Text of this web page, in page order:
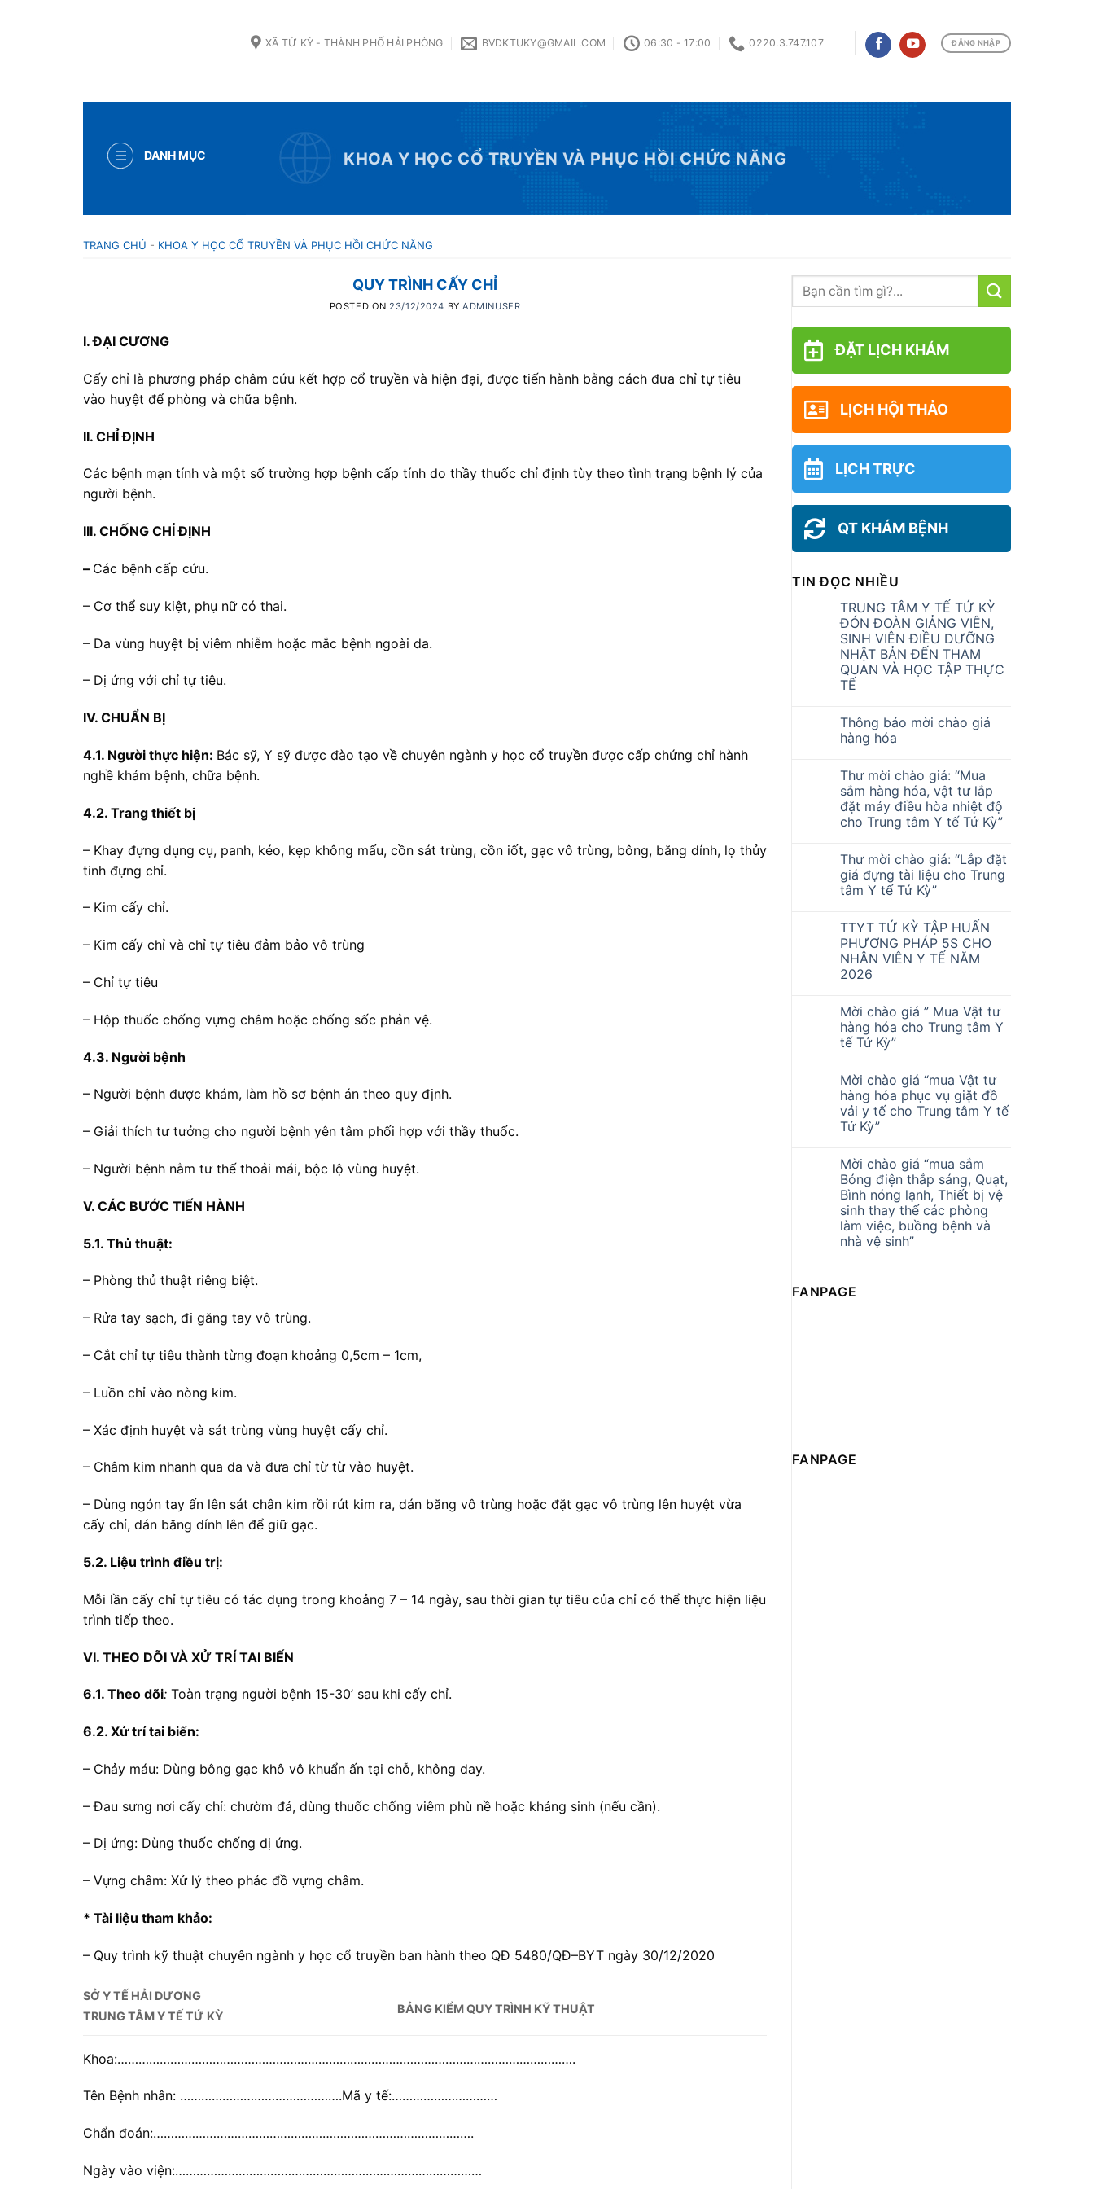
XÃ TỨ KỲ - THÀNH PHỐ HẢI PHÒNG BVDKTUKY@GMAIL.COM 06:30 - 17:00 0220.3.747.107 ĐĂNG NHẬP
DANH MỤC KHOA Y HỌC CỔ TRUYỀN VÀ PHỤC HỒI CHỨC NĂNG
TRANG CHỦ - KHOA Y HỌC CỔ TRUYỀN VÀ PHỤC HỒI CHỨC NĂNG
QUY TRÌNH CẤY CHỈ
POSTED ON23/12/2024 BYADMINUSER
I. ĐẠI CƯƠNG
Cấy chỉ là phương pháp châm cứu kết hợp cổ truyền và hiện đại, được tiến hành bằng cách đưa chỉ tự tiêu
vào huyệt để phòng và chữa bệnh.
II. CHỈ ĐỊNH
Các bệnh mạn tính và một số trường hợp bệnh cấp tính do thầy thuốc chỉ định tùy theo tình trạng bệnh lý của
người bệnh.
III. CHỐNG CHỈ ĐỊNH
– Các bệnh cấp cứu.
– Cơ thể suy kiệt, phụ nữ có thai.
– Da vùng huyệt bị viêm nhiễm hoặc mắc bệnh ngoài da.
– Dị ứng với chỉ tự tiêu.
IV. CHUẨN BỊ
4.1. Người thực hiện: Bác sỹ, Y sỹ được đào tạo về chuyên ngành y học cổ truyền được cấp chứng chỉ hành
nghề khám bệnh, chữa bệnh.
4.2. Trang thiết bị
– Khay đựng dụng cụ, panh, kéo, kẹp không mấu, cồn sát trùng, cồn iốt, gạc vô trùng, bông, băng dính, lọ thủy
tinh đựng chỉ.
– Kim cấy chỉ.
– Kim cấy chỉ và chỉ tự tiêu đảm bảo vô trùng
– Chỉ tự tiêu
– Hộp thuốc chống vựng châm hoặc chống sốc phản vệ.
4.3. Người bệnh
– Người bệnh được khám, làm hồ sơ bệnh án theo quy định.
– Giải thích tư tưởng cho người bệnh yên tâm phối hợp với thầy thuốc.
– Người bệnh nằm tư thế thoải mái, bộc lộ vùng huyệt.
V. CÁC BƯỚC TIẾN HÀNH
5.1. Thủ thuật:
– Phòng thủ thuật riêng biệt.
– Rửa tay sạch, đi găng tay vô trùng.
– Cắt chỉ tự tiêu thành từng đoạn khoảng 0,5cm – 1cm,
– Luồn chỉ vào nòng kim.
– Xác định huyệt và sát trùng vùng huyệt cấy chỉ.
– Châm kim nhanh qua da và đưa chỉ từ từ vào huyệt.
– Dùng ngón tay ấn lên sát chân kim rồi rút kim ra, dán băng vô trùng hoặc đặt gạc vô trùng lên huyệt vừa
cấy chỉ, dán băng dính lên để giữ gạc.
5.2. Liệu trình điều trị:
Mỗi lần cấy chỉ tự tiêu có tác dụng trong khoảng 7 – 14 ngày, sau thời gian tự tiêu của chỉ có thể thực hiện liệu
trình tiếp theo.
VI. THEO DÕI VÀ XỬ TRÍ TAI BIẾN
6.1. Theo dõi: Toàn trạng người bệnh 15-30’ sau khi cấy chỉ.
6.2. Xử trí tai biến:
– Chảy máu: Dùng bông gạc khô vô khuẩn ấn tại chỗ, không day.
– Đau sưng nơi cấy chỉ: chườm đá, dùng thuốc chống viêm phù nề hoặc kháng sinh (nếu cần).
– Dị ứng: Dùng thuốc chống dị ứng.
– Vựng châm: Xử lý theo phác đồ vựng châm.
* Tài liệu tham khảo:
– Quy trình kỹ thuật chuyên ngành y học cổ truyền ban hành theo QĐ 5480/QĐ–BYT ngày 30/12/2020
SỞ Y TẾ HẢI DƯƠNG
TRUNG TÂM Y TẾ TỨ KỲ
BẢNG KIỂM QUY TRÌNH KỸ THUẬT
Khoa:………………………………………………………………………………………………………………….
Tên Bệnh nhân: ……………………………………….Mã y tế:…………………………
Chẩn đoán:……………………………………………………………………………….
Ngày vào viện:……………………………………………………………………………
ĐẶT LỊCH KHÁM
LỊCH HỘI THẢO
LỊCH TRỰC
QT KHÁM BỆNH
TIN ĐỌC NHIỀU
TRUNG TÂM Y TẾ TỨ KỲ
ĐÓN ĐOÀN GIẢNG VIÊN,
SINH VIÊN ĐIỀU DƯỠNG
NHẬT BẢN ĐẾN THAM
QUAN VÀ HỌC TẬP THỰC
TẾ
Thông báo mời chào giá
hàng hóa
Thư mời chào giá: “Mua
sắm hàng hóa, vật tư lắp
đặt máy điều hòa nhiệt độ
cho Trung tâm Y tế Tứ Kỳ”
Thư mời chào giá: “Lắp đặt
giá đựng tài liệu cho Trung
tâm Y tế Tứ Kỳ”
TTYT TỨ KỲ TẬP HUẤN
PHƯƠNG PHÁP 5S CHO
NHÂN VIÊN Y TẾ NĂM
2026
Mời chào giá ” Mua Vật tư
hàng hóa cho Trung tâm Y
tế Tứ Kỳ”
Mời chào giá “mua Vật tư
hàng hóa phục vụ giặt đồ
vải y tế cho Trung tâm Y tế
Tứ Kỳ”
Mời chào giá “mua sắm
Bóng điện thắp sáng, Quạt,
Bình nóng lạnh, Thiết bị vệ
sinh thay thế các phòng
làm việc, buồng bệnh và
nhà vệ sinh”
FANPAGE
FANPAGE